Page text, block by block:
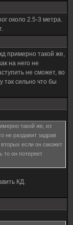
около 2.5-3 метра.
примерно такой же,
на него не
не сможет, во
так сильно что бы
такой же, из
не раздавит задрав
вторых если он сможет
то он потеряет
КД.